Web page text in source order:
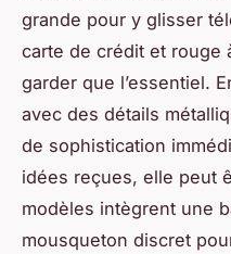
grande pour y glisser
carte de crédit et rouge
garder que l’essentiel.
avec des détails
de sophistication
idées reçues, elle peut
modèles intègrent une
mousqueton discret